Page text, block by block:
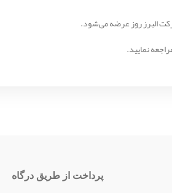
نمایید.
پرداخت از طریق درگاه